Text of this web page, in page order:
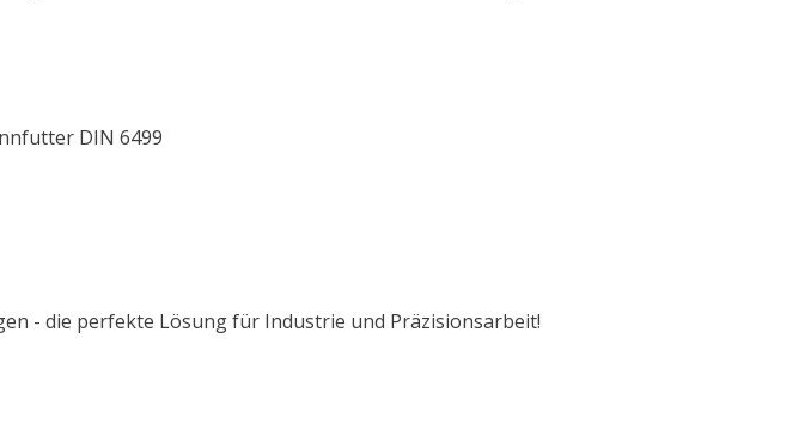
DIN 6499
- die perfekte Lösung für Industrie und Präzisionsarbeit!